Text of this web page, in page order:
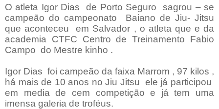
O atleta Igor Dias de Porto Seguro
sagrou – se
campeão do campeonato Baiano de Jiu- Jitsu
que aconteceu
em Salvador , o atleta que e da
academia CTFC Centro de Treinamento Fabio
Campo do Mestre kinho .
Igor Dias foi campeão da faixa Marrom , 97 kilos ,
há mais de 10 anos no Jiu Jitsu ele já participou
em media de cem competição e já tem uma
imensa galeria de troféus.